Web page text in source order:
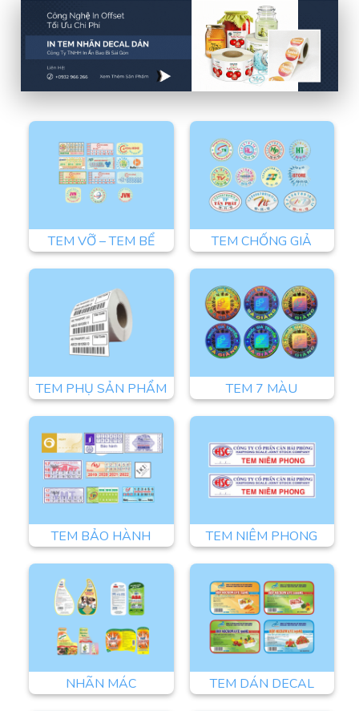
TEM VỠ – TEM BỂ TEM CHỐNG GIẢ
TEM PHỤ SẢN PHẨM TEM 7 MÀU
TEM BẢO HÀNH TEM NIÊM PHONG
NHÃN MÁC TEM DÁN DECAL